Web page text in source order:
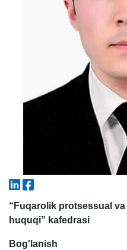
“Fuqarolik protsessual
huquqi” kafedrasi
Bog'lanish
7. Call-center (4)
9. Magistratura kvotasi (4)